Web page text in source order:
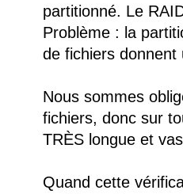
partitionné. Le
Problème : la
de fichiers
Nous sommes
fichiers, donc sur
TRÈS longue et
Quand cette